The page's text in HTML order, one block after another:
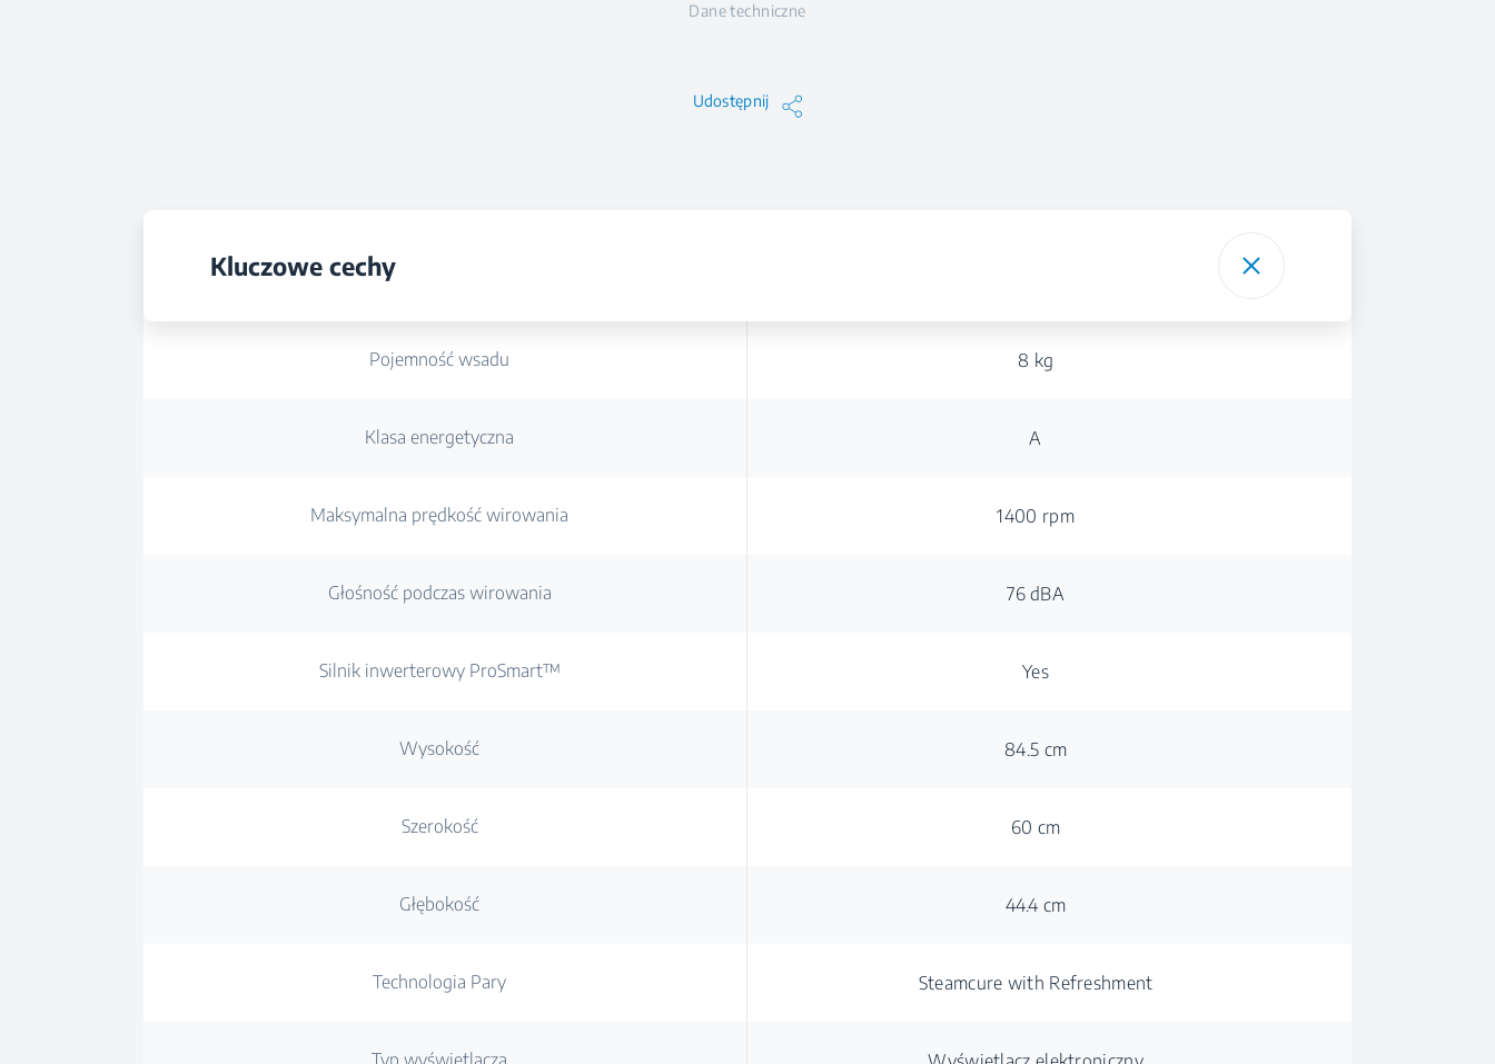
Dane techniczne
Udostępnij
Kluczowe cechy
Pojemność wsadu 8 kg
Klasa energetyczna A
Maksymalna prędkość wirowania 1400 rpm
Głośność podczas wirowania 76 dBA
Silnik inwerterowy ProSmart™ Yes
Wysokość 84.5 cm
Szerokość 60 cm
Głębokość 44.4 cm
Technologia Pary Steamcure with Refreshment
Typ wyświetlacza